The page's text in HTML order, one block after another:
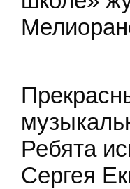
Ребята
Сергея